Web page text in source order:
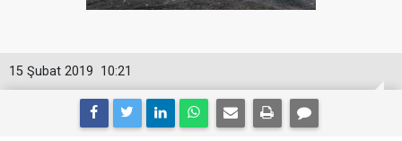
10:21
15 Şubat 2019